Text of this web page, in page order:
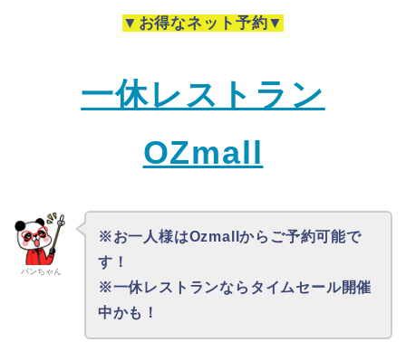
▼ お得なネット予約▼
一休レストラン
OZmall
パンちゃん
※お一人様はOzmallからご予約可能で
す！
※一休レストランならタイムセール開催
中かも！